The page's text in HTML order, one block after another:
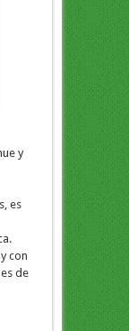
y
es
con
de